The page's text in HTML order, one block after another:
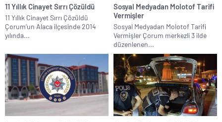
11 Yıllık Cinayet Sırrı Çözüldü
11 Yıllık Cinayet Sırrı Çözüldü
Çorum’un Alaca ilçesinde 2014
yılında...
Sosyal Medyadan Molotof Tarifi
Vermişler
Sosyal Medyadan Molotof Tarifi
Vermişler Çorum merkezli 3 ilde
düzenlenen...